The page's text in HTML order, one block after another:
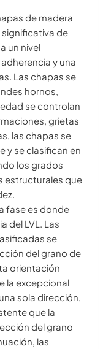
de madera
de
un nivel
y una
Las chapas se
hornos,
se controlan
grietas
las chapas se
y se clasifican en
los grados
estructurales que
fase es donde
del LVL. Las
se
del grano de
orientación
la excepcional
sola dirección,
que la
del grano
las